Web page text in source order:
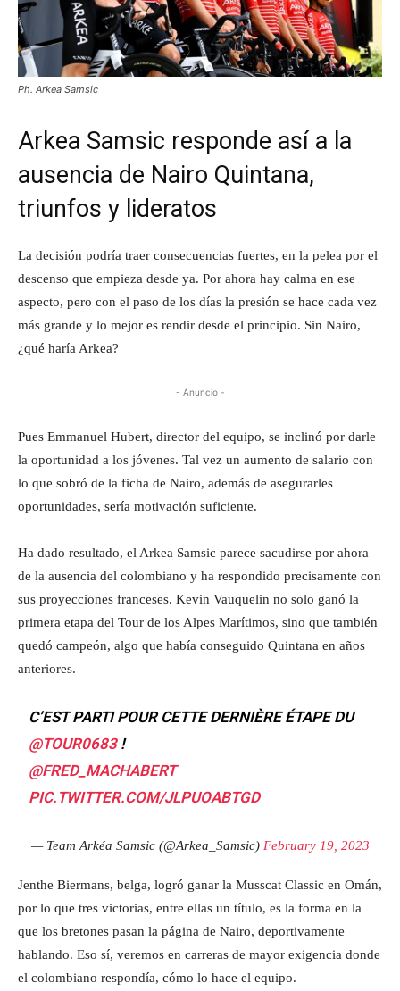
Ph. Arkea Samsic
Arkea Samsic responde así a la
ausencia de Nairo Quintana,
triunfos y lideratos
La decisión podría traer consecuencias fuertes, en la pelea por el
descenso que empieza desde ya. Por ahora hay calma en ese
aspecto, pero con el paso de los días la presión se hace cada vez
más grande y lo mejor es rendir desde el principio. Sin Nairo,
¿qué haría Arkea?
- Anuncio -
Pues Emmanuel Hubert, director del equipo, se inclinó por darle
la oportunidad a los jóvenes. Tal vez un aumento de salario con
lo que sobró de la ficha de Nairo, además de asegurarles
oportunidades, sería motivación suficiente.
Ha dado resultado, el Arkea Samsic parece sacudirse por ahora
de la ausencia del colombiano y ha respondido precisamente con
sus proyecciones franceses. Kevin Vauquelin no solo ganó la
primera etapa del Tour de los Alpes Marítimos, sino que también
quedó campeón, algo que había conseguido Quintana en años
anteriores.
C’EST PARTI POUR CETTE DERNIÈRE ÉTAPE DU
@TOUR0683!
@FRED_MACHABERT
PIC.TWITTER.COM/JLPUOABTGD
— Team Arkéa Samsic (@Arkea_Samsic) February 19, 2023
Jenthe Biermans, belga, logró ganar la Musscat Classic en Omán,
por lo que tres victorias, entre ellas un título, es la forma en la
que los bretones pasan la página de Nairo, deportivamente
hablando. Eso sí, veremos en carreras de mayor exigencia donde
el colombiano respondía, cómo lo hace el equipo.